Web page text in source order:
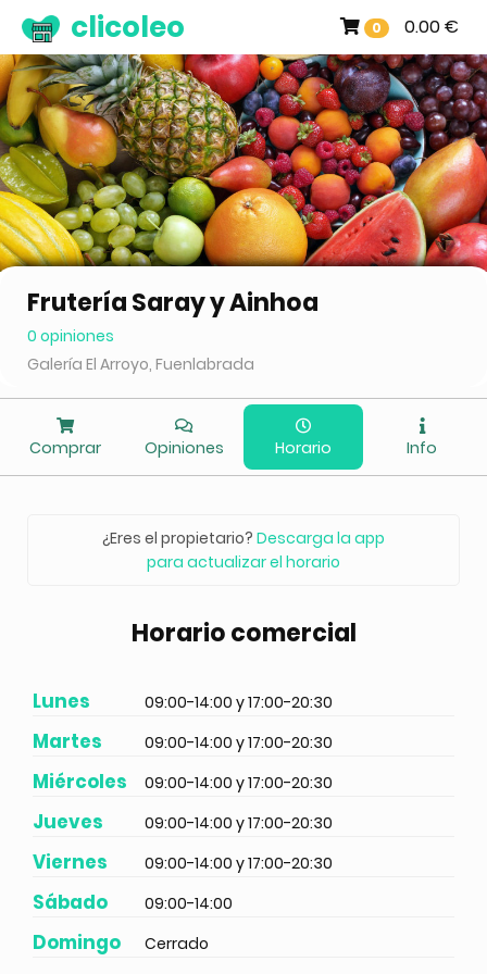
0 0.00 €
clicoleo
Frutería Saray y Ainhoa
0 opiniones
Galería El Arroyo, Fuenlabrada
Comprar Opiniones Horario Info
¿Eres el propietario? Descarga la app
para actualizar el horario
Horario comercial
Lunes 09:00-14:00 y 17:00-20:30
Martes 09:00-14:00 y 17:00-20:30
Miércoles 09:00-14:00 y 17:00-20:30
Jueves 09:00-14:00 y 17:00-20:30
Viernes 09:00-14:00 y 17:00-20:30
Sábado 09:00-14:00
Domingo Cerrado